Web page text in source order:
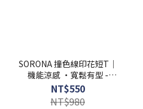
SORONA 撞色線印花短T｜
機能涼感 ・寬鬆有型 -
S201716
NT$550
NT$980